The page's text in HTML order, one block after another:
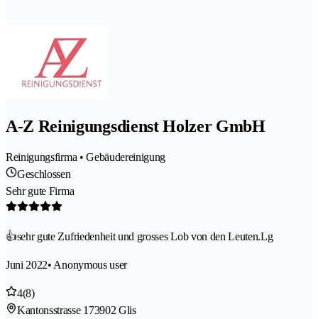
A-Z Reinigungsdienst Holzer GmbH
Reinigungsfirma • Gebäudereinigung
Geschlossen
Sehr gute Firma
👍sehr gute Zufriedenheit und grosses Lob von den Leuten.Lg
Juni 2022• Anonymous user
4(8)
Kantonsstrasse 173902 Glis